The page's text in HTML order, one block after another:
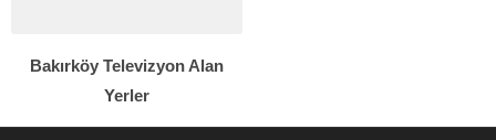
Bakırköy Televizyon Alan
Yerler